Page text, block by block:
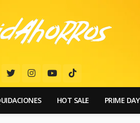
HOT SALE PRIME DAY